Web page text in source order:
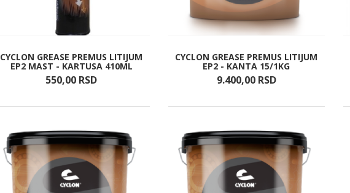
CYCLON GREASE PREMUS LITIJUM
EP2 MAST - KARTUSA 410ML
550,00 RSD
CYCLON GREASE PREMUS LITIJUM
EP2 - KANTA 15/1KG
9.400,00 RSD